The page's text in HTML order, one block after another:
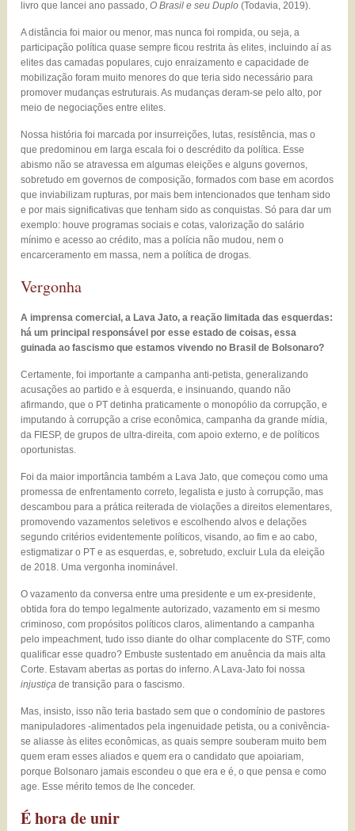
livro que lancei ano passado,O Brasil e seu Duplo (Todavia, 2019).
A distância foi maior ou menor, mas nunca foi rompida, ou seja, a
participação política quase sempre ficou restrita às elites, incluindo aí as
elites das camadas populares, cujo enraizamento e capacidade de
mobilização foram muito menores do que teria sido necessário para
promover mudanças estruturais. As mudanças deram-se pelo alto, por
meio de negociações entre elites.
Nossa história foi marcada por insurreições, lutas, resistência, mas o
que predominou em larga escala foi o descrédito da política. Esse
abismo não se atravessa em algumas eleições e alguns governos,
sobretudo em governos de composição, formados com base em acordos
que inviabilizam rupturas, por mais bem intencionados que tenham sido
e por mais significativas que tenham sido as conquistas. Só para dar um
exemplo: houve programas sociais e cotas, valorização do salário
mínimo e acesso ao crédito, mas a polícia não mudou, nem o
encarceramento em massa, nem a política de drogas.
Vergonha
A imprensa comercial, a Lava Jato, a reação limitada das esquerdas:
há um principal responsável por esse estado de coisas, essa
guinada ao fascismo que estamos vivendo no Brasil de Bolsonaro?
Certamente, foi importante a campanha anti-petista, generalizando
acusações ao partido e à esquerda, e insinuando, quando não
afirmando, que o PT detinha praticamente o monopólio da corrupção, e
imputando à corrupção a crise econômica, campanha da grande mídia,
da FIESP, de grupos de ultra-direita, com apoio externo, e de políticos
oportunistas.
Foi da maior importância também a Lava Jato, que começou como uma
promessa de enfrentamento correto, legalista e justo à corrupção, mas
descambou para a prática reiterada de violações a direitos elementares,
promovendo vazamentos seletivos e escolhendo alvos e delações
segundo critérios evidentemente políticos, visando, ao fim e ao cabo,
estigmatizar o PT e as esquerdas, e, sobretudo, excluir Lula da eleição
de 2018. Uma vergonha inominável.
O vazamento da conversa entre uma presidente e um ex-presidente,
obtida fora do tempo legalmente autorizado, vazamento em si mesmo
criminoso, com propósitos políticos claros, alimentando a campanha
pelo impeachment, tudo isso diante do olhar complacente do STF, como
qualificar esse quadro? Embuste sustentado em anuência da mais alta
Corte. Estavam abertas as portas do inferno. A Lava-Jato foi nossa
injustiça de transição para o fascismo.
Mas, insisto, isso não teria bastado sem que o condomínio de pastores
manipuladores -alimentados pela ingenuidade petista, ou a conivência-
se aliasse às elites econômicas, as quais sempre souberam muito bem
quem eram esses aliados e quem era o candidato que apoiariam,
porque Bolsonaro jamais escondeu o que era e é, o que pensa e como
age. Esse mérito temos de lhe conceder.
É hora de unir